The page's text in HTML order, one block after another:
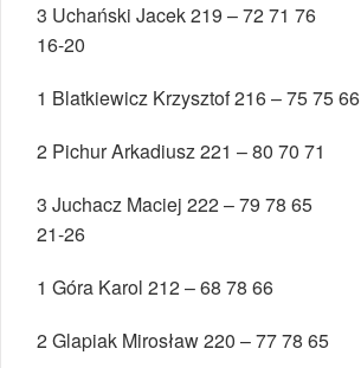
3 Uchański Jacek 219 – 72 71 76
16-20
1 Blatkiewicz Krzysztof 216 – 75 75 66
2 Pichur Arkadiusz 221 – 80 70 71
3 Juchacz Maciej 222 – 79 78 65
21-26
1 Góra Karol 212 – 68 78 66
2 Glapiak Mirosław 220 – 77 78 65